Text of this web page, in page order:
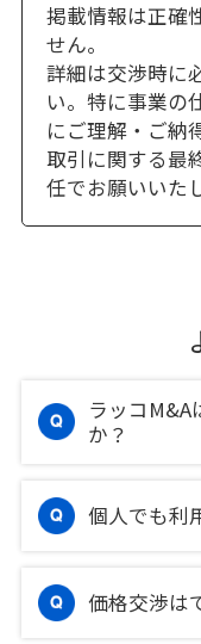
掲載情報は正確
せん。
詳細は交渉時に
い。特に事業の
にご理解・ご納
取引に関する最
任でお願いいた
ラッコM&A
か？
個人でも利
価格交渉は